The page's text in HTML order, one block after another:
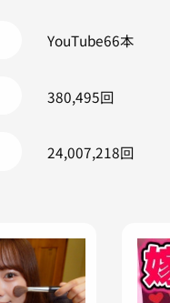
YouTube66本
380,495回
24,007,218回